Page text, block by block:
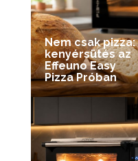
Nem csak pizza:
kenyérsütés az
Effeuno Easy
Pizza Próban